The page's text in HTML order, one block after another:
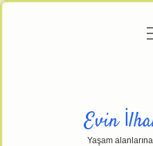
Gizlilik
Evin
Yaşam